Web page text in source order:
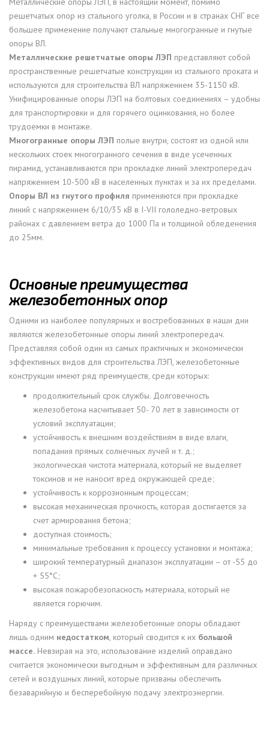
решетчатых опор из стального уголка, в России и в странах СНГ все
большее применение получают стальные многогранные и гнутые
опоры ВЛ.
Металлические решетчатые опоры ЛЭП представляют собой
пространственные решетчатые конструкции из стального проката и
используются для строительства ВЛ напряжением 35-1150 кВ.
Унифицированные опоры ЛЭП на болтовых соединениях – удобны
для транспортировки и для горячего оцинкования, но более
трудоемки в монтаже.
Многогранные опоры ЛЭП полые внутри, состоят из одной или
нескольких стоек многогранного сечения в виде усеченных
пирамид, устанавливаются при прокладке линий электропередач
напряжением 10-500 кВ в населенных пунктах и за их пределами.
Опоры ВЛ из гнутого профиля применяются при прокладке
линий с напряжением 6/10/35 кВ в I-VII гололедно-ветровых
районах с давлением ветра до 1000 Па и толщиной обледенения
до 25мм.
Основные преимущества
железобетонных опор
Одними из наиболее популярных и востребованных в наши дни
являются железобетонные опоры линий электропередач.
Представляя собой один из самых практичных и экономически
эффективных видов для строительства ЛЭП, железобетонные
конструкции имеют ряд преимуществ, среди которых:
продолжительный срок службы. Долговечность
железобетона насчитывает 50- 70 лет в зависимости от
условий эксплуатации;
устойчивость к внешним воздействиям в виде влаги,
попадания прямых солнечных лучей и т. д.;
экологическая чистота материала, который не выделяет
токсинов и не наносит вред окружающей среде;
устойчивость к коррозионным процессам;
высокая механическая прочность, которая достигается за
счет армирования бетона;
доступная стоимость;
минимальные требования к процессу установки и монтажа;
широкий температурный диапазон эксплуатации – от -55 до
+ 55°С;
высокая пожаробезопасность материала, который не
является горючим.
Наряду с преимуществами железобетонные опоры обладают
лишь одним недостатком, который сводится к их большой
массе. Невзирая на это, использование изделий оправдано
считается экономически выгодным и эффективным для различных
сетей и воздушных линий, которые призваны обеспечить
безаварийную и бесперебойную подачу электроэнергии.